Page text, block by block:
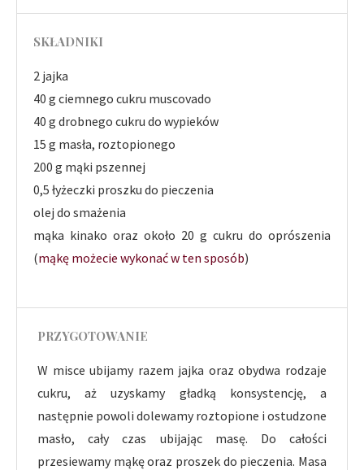
SKŁADNIKI
2 jajka
40 g ciemnego cukru muscovado
40 g drobnego cukru do wypieków
15 g masła, roztopionego
200 g mąki pszennej
0,5 łyżeczki proszku do pieczenia
olej do smażenia
mąka kinako oraz około 20 g cukru do oprószenia
(mąkę możecie wykonać w ten sposób)
PRZYGOTOWANIE
W misce ubijamy razem jajka oraz obydwa rodzaje
cukru, aż uzyskamy gładką konsystencję, a
następnie powoli dolewamy roztopione i ostudzone
masło, cały czas ubijając masę. Do całości
przesiewamy mąkę oraz proszek do pieczenia. Masa